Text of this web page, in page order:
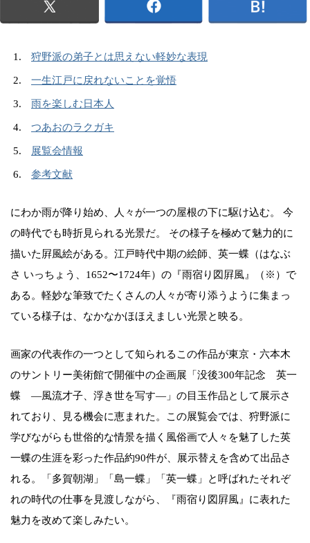
狩野派の弟子とは思えない軽妙な表現
一生江戸に戻れないことを覚悟
雨を楽しむ日本人
つあおのラクガキ
展覧会情報
参考文献
にわか雨が降り始め、人々が一つの屋根の下に駆け込む。 今
の時代でも時折見られる光景だ。 その様子を極めて魅力的に
描いた屛風絵がある。江戸時代中期の絵師、英一蝶（はなぶ
さ いっちょう、1652〜1724年）の『雨宿り図屛風』（※）で
ある。軽妙な筆致でたくさんの人々が寄り添うように集まっ
ている様子は、なかなかほほえましい光景と映る。
画家の代表作の一つとして知られるこの作品が東京・六本木
のサントリー美術館で開催中の企画展「没後300年記念 英一
蝶 ―風流才子、浮き世を写す―」の目玉作品として展示さ
れており、見る機会に恵まれた。この展覧会では、狩野派に
学びながらも世俗的な情景を描く風俗画で人々を魅了した英
一蝶の生涯を彩った作品約90件が、展示替えを含めて出品さ
れる。「多賀朝湖」「島一蝶」「英一蝶」と呼ばれたそれぞ
れの時代の仕事を見渡しながら、『雨宿り図屛風』に表れた
魅力を改めて楽しみたい。